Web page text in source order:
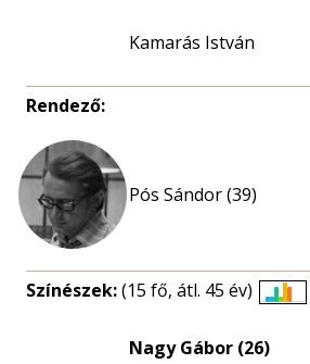
Kamarás István
Rendező:
Pós Sándor (39)
Színészek:(15 fő, átl. 45 év)
Nagy Gábor (26)